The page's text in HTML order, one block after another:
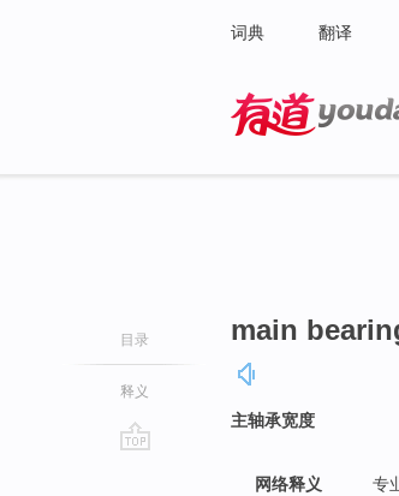
词典 翻译
目录
释义
main
主轴承宽度
网络释义 专